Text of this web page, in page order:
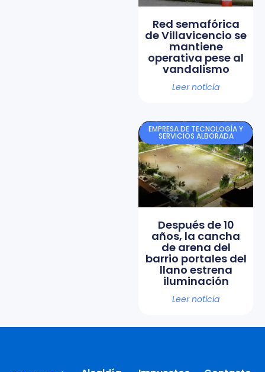
Red semafórica
de Villavicencio se
mantiene
operativa pese al
vandalismo
Leer noticia
EMPRESA DE TECNOLOGÍA Y
SERVICIOS ALBORADA
Después de 10
años, la cancha
de arena del
barrio portales del
llano estrena
iluminación
Leer noticia